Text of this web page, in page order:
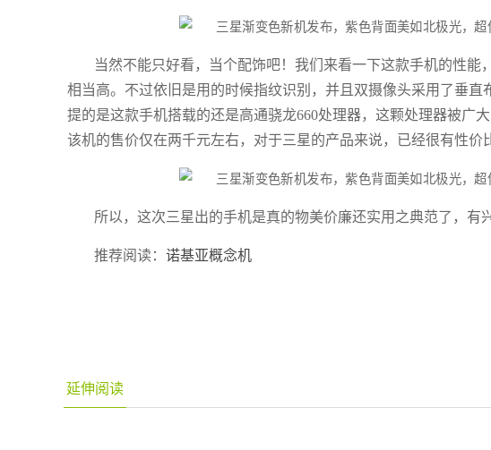
当然不能只好看，当个配饰吧！我们来看一下这款手机的性
相当高。不过依旧是用的时候指纹识别，并且双摄像头采用了垂
提的是这款手机搭载的还是高通骁龙660处理器，这颗处理器被广
该机的售价仅在两千元左右，对于三星的产品来说，已经很有性价
所以，这次三星出的手机是真的物美价廉还实用之典范了，有
推荐阅读： 诺基亚概念机
延伸阅读